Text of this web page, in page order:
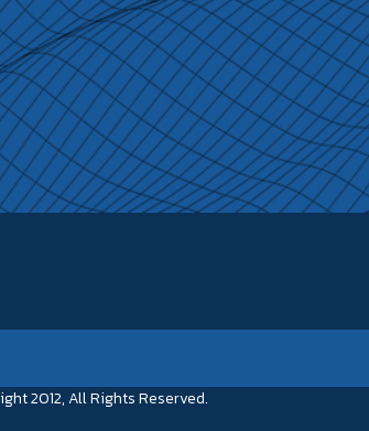
2012, All Rights Reserved.